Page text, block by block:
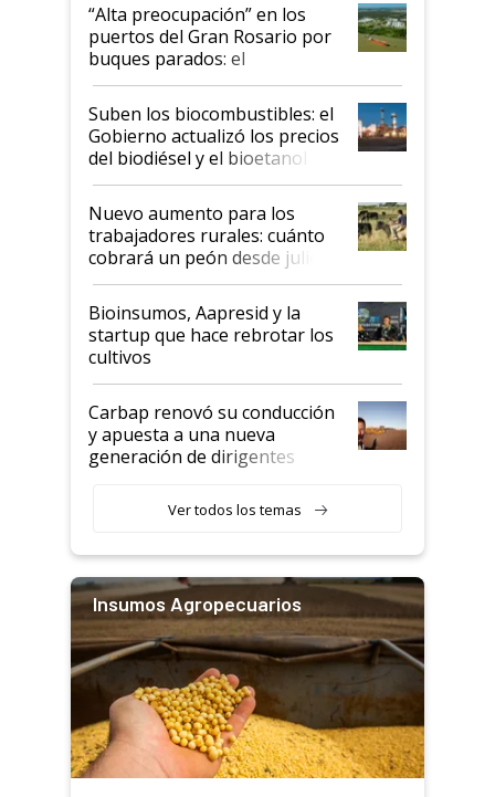
“Alta preocupación” en los
puertos del Gran Rosario por
buques parados: el
funcionamiento de las
exportadoras en tensión tras
la medida de fuerza de los
prácticos
Suben los biocombustibles: el
Gobierno actualizó los precios
del biodiésel y el bioetanol
Nuevo aumento para los
trabajadores rurales: cuánto
cobrará un peón desde julio
Bioinsumos, Aapresid y la
startup que hace rebrotar los
cultivos
Carbap renovó su conducción
y apuesta a una nueva
generación de dirigentes
Ver todos los temas
Insumos Agropecuarios